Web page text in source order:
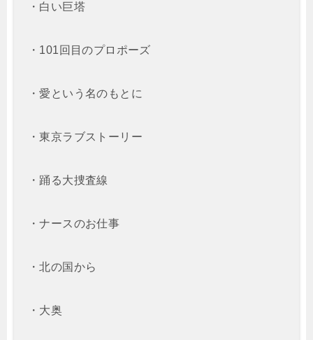
・白い巨塔
・101回目のプロポーズ
・愛という名のもとに
・東京ラブストーリー
・踊る大捜査線
・ナースのお仕事
・北の国から
・大奥